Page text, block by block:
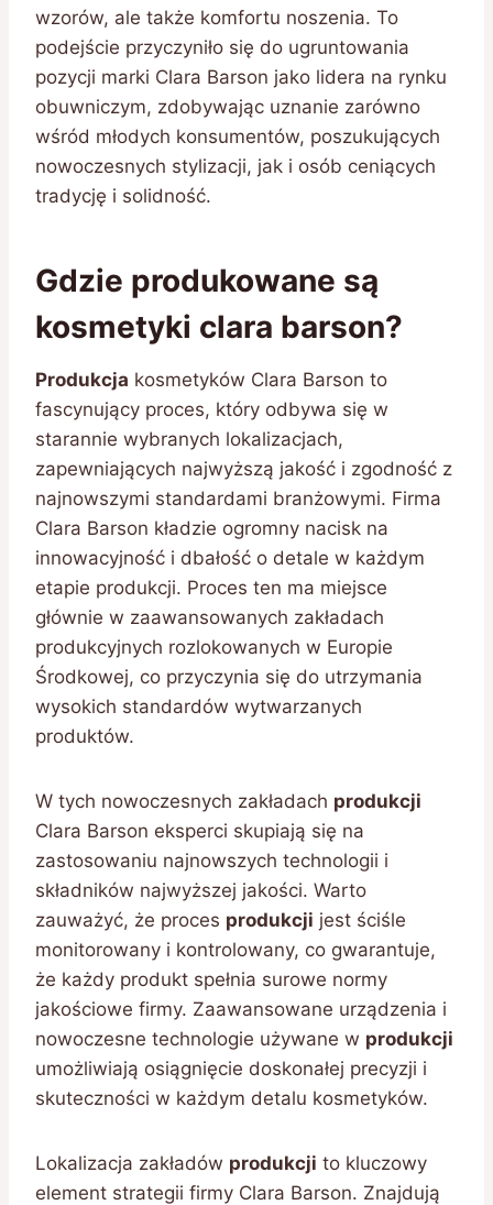
wzorów, ale także komfortu noszenia. To
podejście przyczyniło się do ugruntowania
pozycji marki Clara Barson jako lidera na rynku
obuwniczym, zdobywając uznanie zarówno
wśród młodych konsumentów, poszukujących
nowoczesnych stylizacji, jak i osób ceniących
tradycję i solidność.
Gdzie produkowane są
kosmetyki clara barson?
Produkcja kosmetyków Clara Barson to
fascynujący proces, który odbywa się w
starannie wybranych lokalizacjach,
zapewniających najwyższą jakość i zgodność z
najnowszymi standardami branżowymi. Firma
Clara Barson kładzie ogromny nacisk na
innowacyjność i dbałość o detale w każdym
etapie produkcji. Proces ten ma miejsce
głównie w zaawansowanych zakładach
produkcyjnych rozlokowanych w Europie
Środkowej, co przyczynia się do utrzymania
wysokich standardów wytwarzanych
produktów.
W tych nowoczesnych zakładach produkcji
Clara Barson eksperci skupiają się na
zastosowaniu najnowszych technologii i
składników najwyższej jakości. Warto
zauważyć, że proces produkcji jest ściśle
monitorowany i kontrolowany, co gwarantuje,
że każdy produkt spełnia surowe normy
jakościowe firmy. Zaawansowane urządzenia i
nowoczesne technologie używane w produkcji
umożliwiają osiągnięcie doskonałej precyzji i
skuteczności w każdym detalu kosmetyków.
Lokalizacja zakładów produkcji to kluczowy
element strategii firmy Clara Barson. Znajdują